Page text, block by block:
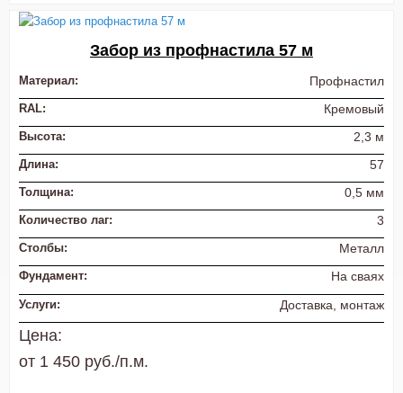
Забор из профнастила 57 м
Материал: Профнастил
RAL: Кремовый
Высота: 2,3 м
Длина: 57
Толщина: 0,5 мм
Количество лаг: 3
Столбы: Металл
Фундамент: На сваях
Услуги: Доставка, монтаж
Цена:
от 1 450 руб./п.м.